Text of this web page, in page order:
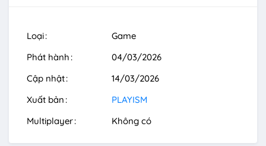
Loại
Game
Phát hành
04/03/2026
Cập nhật
14/03/2026
Xuất bản
PLAYISM
Multiplayer
Không có